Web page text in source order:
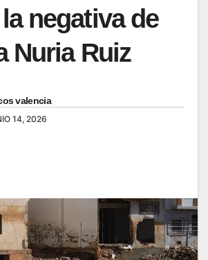
negativa de
Nuria Ruiz
valencia
14, 2026